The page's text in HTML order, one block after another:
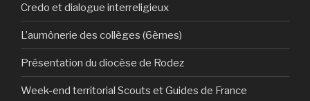
Credo et dialogue interreligieux
L’aumônerie des collèges (6èmes)
Présentation du diocèse de Rodez
Week-end territorial Scouts et Guides de France